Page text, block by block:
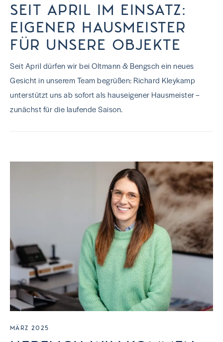
SEIT APRIL IM EINSATZ:
EIGENER HAUSMEISTER
FÜR UNSERE OBJEKTE
Seit April dürfen wir bei Oltmann & Bengsch ein neues
Gesicht in unserem Team begrüßen: Richard Kleykamp
unterstützt uns ab sofort als hauseigener Hausmeister –
zunächst für die laufende Saison.
MÄRZ 2025